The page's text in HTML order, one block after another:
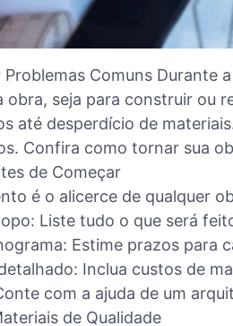
Comuns Durante
obra, seja para construir ou
até desperdício de
Confira como tornar sua
de Começar
é o alicerce de qualquer
Liste tudo o que será
Estime prazos para
Inclua custos de
com a ajuda de um
de Qualidade